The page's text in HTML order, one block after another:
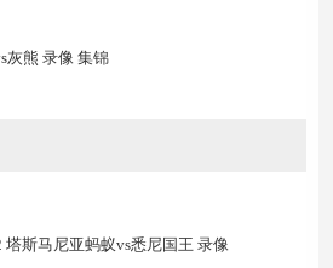
灰熊 录像 集锦
斯马尼亚蚂蚁vs悉尼国王 录像